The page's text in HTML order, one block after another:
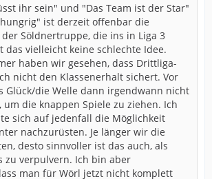
ihr sein" und "Das Team ist der Star"
ist derzeit offenbar die
Söldnertruppe, die ins in Liga 3
das vielleicht keine schlechte Idee.
haben wir gesehen, dass Drittliga-
nicht den Klassenerhalt sichert. Vor
Glück/die Welle dann irgendwann nicht
die knappen Spiele zu ziehen. Ich
sich auf jedenfall die Möglichkeit
nachzurüsten. Je länger wir die
desto sinnvoller ist das auch, als
zu verpulvern. Ich bin aber
man für Wörl jetzt nicht komplett